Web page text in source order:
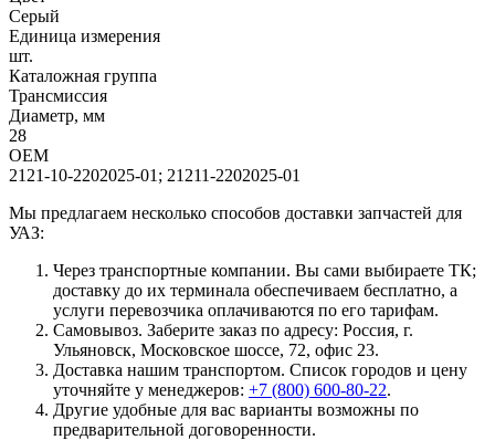
Серый
Единица измерения
шт.
Каталожная группа
Трансмиссия
Диаметр, мм
28
OEM
2121-10-2202025-01; 21211-2202025-01
Мы предлагаем несколько способов доставки запчастей для
УАЗ:
Через транспортные компании. Вы сами выбираете ТК;
доставку до их терминала обеспечиваем бесплатно, а
услуги перевозчика оплачиваются по его тарифам.
Самовывоз. Заберите заказ по адресу: Россия, г.
Ульяновск, Московское шоссе, 72, офис 23.
Доставка нашим транспортом. Список городов и цену
уточняйте у менеджеров: +7 (800) 600-80-22.
Другие удобные для вас варианты возможны по
предварительной договоренности.